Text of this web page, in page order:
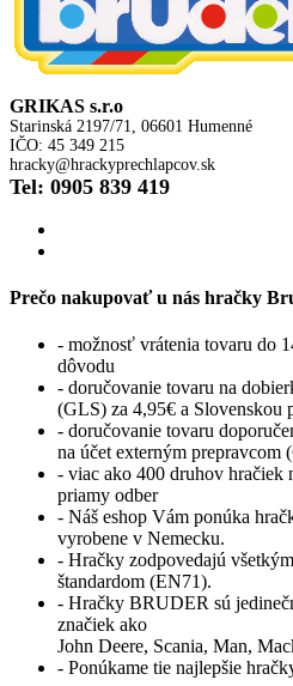
GRIKAS s.r.o
Starinská 2197/71, 06601 Humenné
IČO: 45 349 215
hracky@hrackyprechlapcov.sk
Tel: 0905 839 419
Prečo nakupovať u nás hračky
- možnosť vrátenia tovaru do
dôvodu
- doručovanie tovaru na
(GLS) za 4,95€ a Slovenskou
- doručovanie tovaru
na účet externým prepravcom
- viac ako 400 druhov hračiek
priamy odber
- Náš eshop Vám ponúka
vyrobene v Nemecku.
- Hračky zodpovedajú
štandardom (EN71).
- Hračky BRUDER sú
značiek ako
John Deere, Scania, Man,
- Ponúkame tie najlepšie